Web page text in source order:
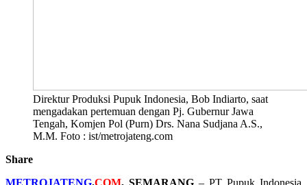
Direktur Produksi Pupuk Indonesia, Bob Indiarto, saat
mengadakan pertemuan dengan Pj. Gubernur Jawa
Tengah, Komjen Pol (Purn) Drs. Nana Sudjana A.S.,
M.M. Foto : ist/metrojateng.com
Share
METROJATENG.COM, SEMARANG – PT Pupuk Indonesia